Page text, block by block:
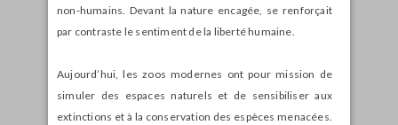
non-humains. Devant la nature encagée, se renforçait
par contraste le sentiment de la liberté humaine.
Aujourd’hui, les zoos modernes ont pour mission de
simuler des espaces naturels et de sensibiliser aux
extinctions et à la conservation des espèces menacées.